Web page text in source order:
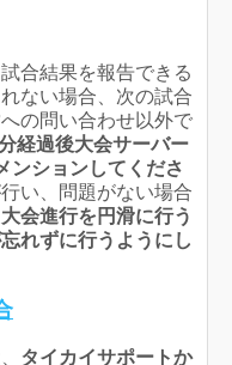
合結果を報告できる
ない場合、次の試合
の問い合わせ以外で
経過後大会サーバー
ンションしてくださ
い、問題がない場合
大会進行を円滑に行う
れずに行うようにし
タイカイサポートか